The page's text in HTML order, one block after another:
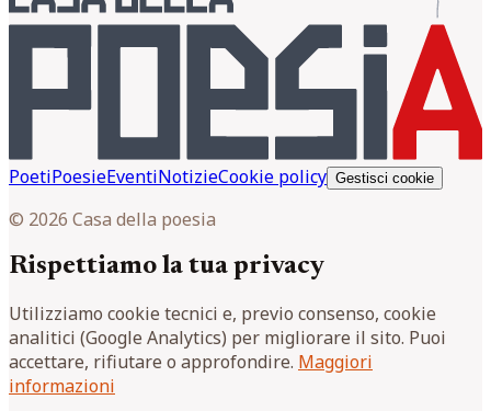
PoetiPoesieEventiNotizieCookie policy Gestisci cookie
© 2026 Casa della poesia
Rispettiamo la tua privacy
Utilizziamo cookie tecnici e, previo consenso, cookie
analitici (Google Analytics) per migliorare il sito. Puoi
accettare, rifiutare o approfondire. Maggiori
informazioni